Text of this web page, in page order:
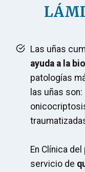
Las uñas
ayuda a la
patologías
las uñas
En Clínica
servicio de